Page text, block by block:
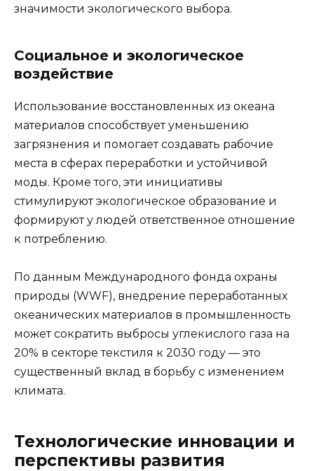
значимости экологического выбора.
Социальное и экологическое
воздействие
Использование восстановленных из океана
материалов способствует уменьшению
загрязнения и помогает создавать рабочие
места в сферах переработки и устойчивой
моды. Кроме того, эти инициативы
стимулируют экологическое образование и
формируют у людей ответственное отношение
к потреблению.
По данным Международного фонда охраны
природы (WWF), внедрение переработанных
океанических материалов в промышленность
может сократить выбросы углекислого газа на
20% в секторе текстиля к 2030 году — это
существенный вклад в борьбу с изменением
климата.
Технологические инновации и
перспективы развития